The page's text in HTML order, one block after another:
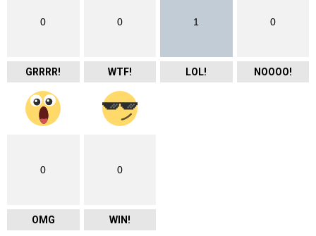
0
GRRRR!
0
WTF!
1
LOL!
0
NOOOO!
0
OMG
0
WIN!